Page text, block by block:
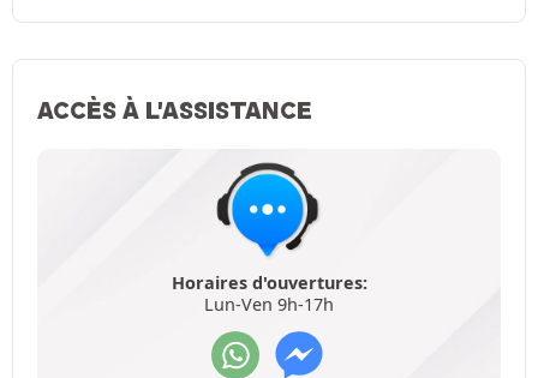
ACCÈS À L'ASSISTANCE
Horaires d'ouvertures:
Lun-Ven 9h-17h